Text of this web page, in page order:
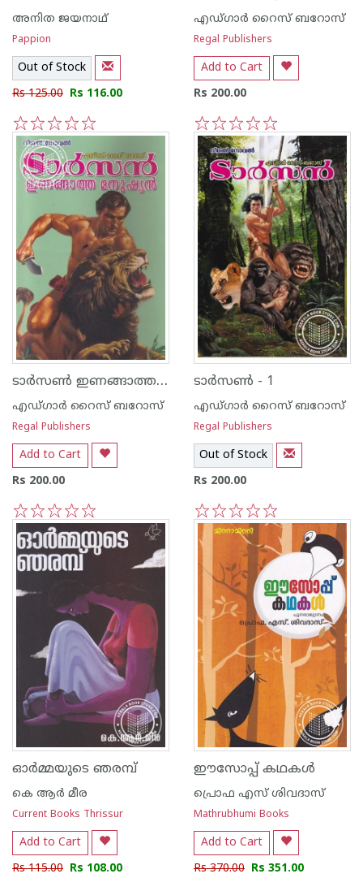
അനിത ജയനാഥ്
Pappion
Out of Stock
Rs 125.00 Rs 116.00
5
4
3
2
1
എഡ്ഗാര്‍ റൈസ് ബറോസ്
Regal Publishers
Add to Cart
Rs 200.00
5
4
3
2
1
ടാര്‍സണ്‍ ഇണങ്ങാത്ത മനുഷ്യന്‍-7
എഡ്ഗാര്‍ റൈസ് ബറോസ്
Regal Publishers
Add to Cart
Rs 200.00
5
4
3
2
1
ടാര്‍സണ്‍ - 1
എഡ്ഗാര്‍ റൈസ് ബറോസ്
Regal Publishers
Out of Stock
Rs 200.00
5
4
3
2
1
ഓര്‍മ്മയുടെ ഞരമ്പ്‌
കെ ആര്‍ മീര
Current Books Thrissur
Add to Cart
Rs 115.00 Rs 108.00
ഈസോപ്പ് കഥകള്‍
പ്രൊഫ എസ് ശിവദാസ്
Mathrubhumi Books
Add to Cart
Rs 370.00 Rs 351.00